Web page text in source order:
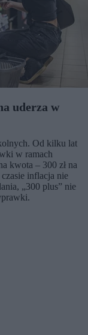
uderza w
Od kilku lat
w ramach
kwota – 300 zł na
inflacja nie
„300 plus” nie